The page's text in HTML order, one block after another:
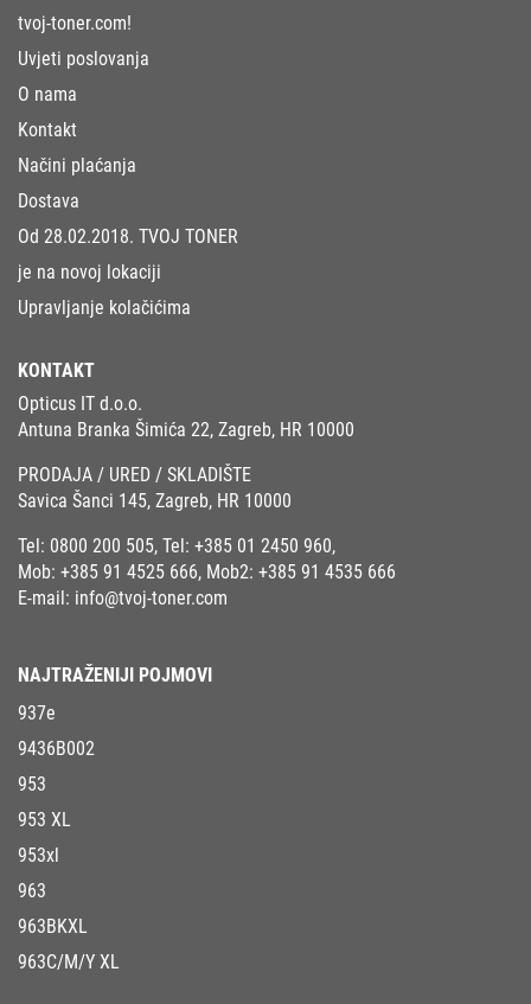
tvoj-toner.com!
Uvjeti poslovanja
O nama
Kontakt
Načini plaćanja
Dostava
Od 28.02.2018. TVOJ TONER
je na novoj lokaciji
Upravljanje kolačićima
KONTAKT
Opticus IT d.o.o.
Antuna Branka Šimića 22, Zagreb, HR 10000
PRODAJA / URED / SKLADIŠTE
Savica Šanci 145, Zagreb, HR 10000
Tel: 0800 200 505, Tel: +385 01 2450 960,
Mob: +385 91 4525 666, Mob2: +385 91 4535 666
E-mail: info@tvoj-toner.com
NAJTRAŽENIJI POJMOVI
937e
9436B002
953
953 XL
953xl
963
963BKXL
963C/M/Y XL